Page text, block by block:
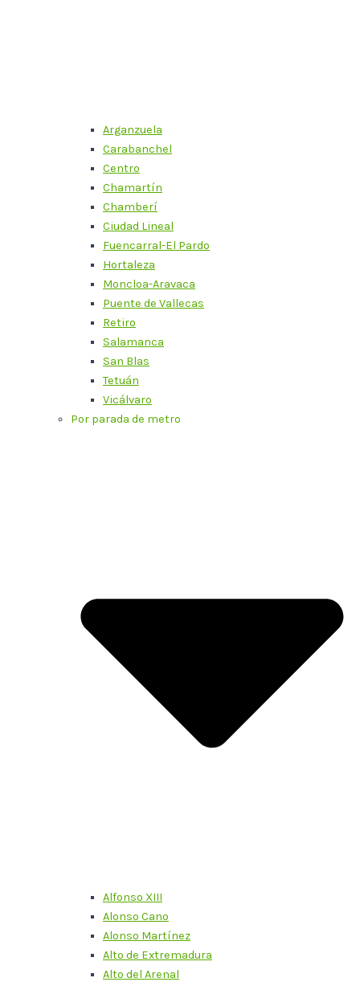
Arganzuela
Carabanchel
Centro
Chamartín
Chamberí
Ciudad Lineal
Fuencarral-El Pardo
Hortaleza
Moncloa-Aravaca
Puente de Vallecas
Retiro
Salamanca
San Blas
Tetuán
Vicálvaro
Por parada de metro
Alfonso XIII
Alonso Cano
Alonso Martínez
Alto de Extremadura
Alto del Arenal